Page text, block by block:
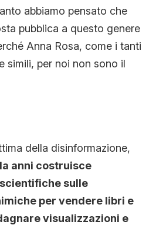
abbiamo pensato che
pubblica a questo genere
Anna Rosa, come i tanti
simili, per noi non sono il
della disinformazione,
anni costruisce
sulle
per vendere libri e
visualizzazioni e